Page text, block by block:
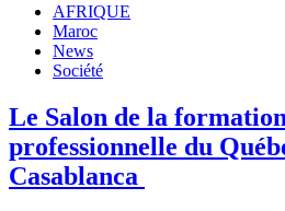
AFRIQUE
Maroc
News
Société
Le Salon de la
professionnelle du
Casablanca